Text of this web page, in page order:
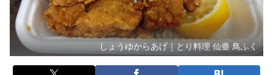
しょうゆからあげ｜とり料理 仙臺 鳥ふく